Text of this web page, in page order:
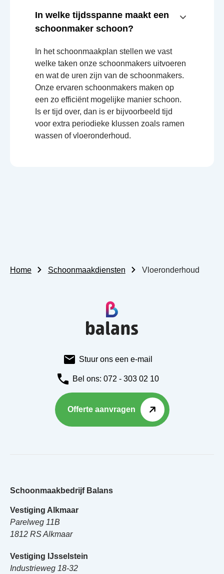
In welke tijdsspanne maakt een
schoonmaker schoon?
In het schoonmaakplan stellen we vast
welke taken onze schoonmakers uitvoeren
en wat de uren zijn van de schoonmakers.
Onze ervaren schoonmakers maken op
een zo efficiënt mogelijke manier schoon.
Is er tijd over, dan is er bijvoorbeeld tijd
voor extra periodieke klussen zoals ramen
wassen of vloeronderhoud.
Home Schoonmaakdiensten Vloeronderhoud
Stuur ons een e-mail
Bel ons: 072 - 303 02 10
Offerte aanvragen
Schoonmaakbedrijf Balans
Vestiging Alkmaar
Parelweg 11B
1812 RS Alkmaar
Vestiging IJsselstein
Industrieweg 18-32